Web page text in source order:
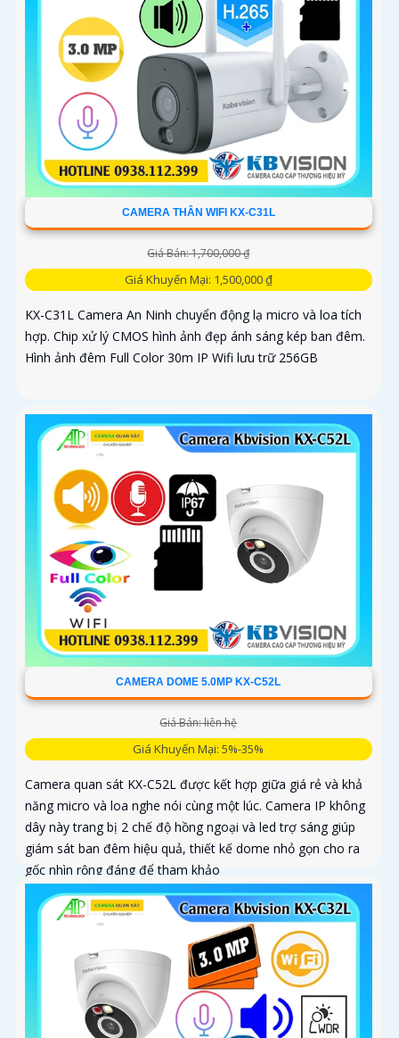
CAMERA THÂN WIFI KX-C31L
Giá Bán: 1,700,000 ₫
Giá Khuyến Mại: 1,500,000 ₫
KX-C31L Camera An Ninh chuyển động lạ micro và loa tích
hợp. Chip xử lý CMOS hình ảnh đẹp ánh sáng kép ban đêm.
Hình ảnh đêm Full Color 30m IP Wifi lưu trữ 256GB
CAMERA DOME 5.0MP KX-C52L
Giá Bán: liên hệ
Giá Khuyến Mại: 5%-35%
Camera quan sát KX-C52L được kết hợp giữa giá rẻ và khả
năng micro và loa nghe nói cùng một lúc. Camera IP không
dây này trang bị 2 chế độ hồng ngoại và led trợ sáng giúp
giám sát ban đêm hiệu quả, thiết kế dome nhỏ gọn cho ra
gốc nhìn rộng đáng để tham khảo